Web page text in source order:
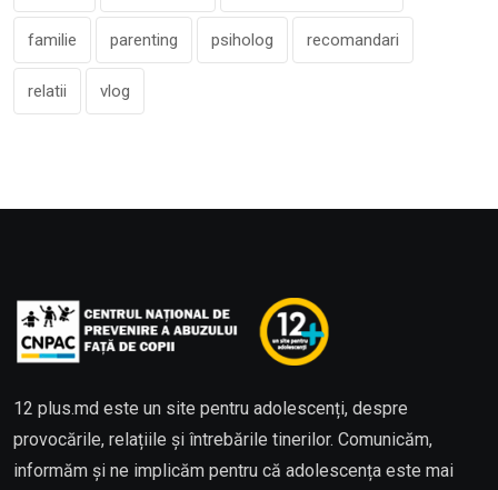
familie parenting psiholog recomandari
relatii vlog
12 plus.md este un site pentru adolescenți, despre
provocările, relațiile și întrebările tinerilor. Comunicăm,
informăm și ne implicăm pentru că adolescența este mai